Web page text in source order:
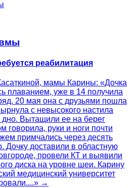
реабилитация
мамы Карины: «Дочка
плаванием, уже в 14 получила
20 мая она с друзьями пошла
с невысокого настила
дно. Вытащили ее на берег
говорила, руки и ноги почти
примчались через десять
Дочку доставили в областную
провели КТ и выявили
диска на уровне шеи. Карину
медицинский университет
→